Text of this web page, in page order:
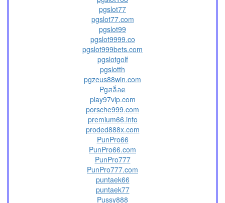
pgslot77
pgslot77.com
pgslot99
pgslot9999.co
pgslot999bets.com
pgslotgolf
pgslotth
pgzeus88win.com
Pgสล็อต
play97vip.com
porsche999.com
premium66.info
proded888x.com
PunPro66
PunPro66.com
PunPro777
PunPro777.com
puntaek66
puntaek77
Pussy888